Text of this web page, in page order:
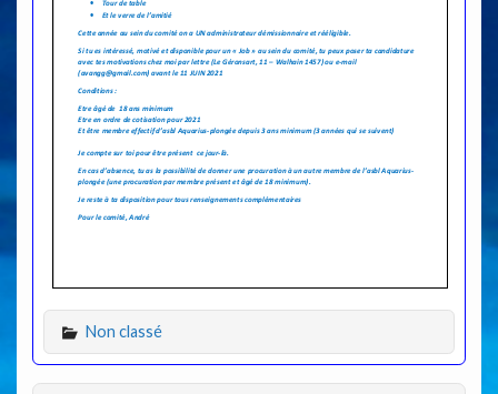
Non classé